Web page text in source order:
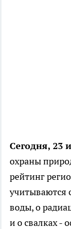
Сегодня, 23
охраны
рейтинг
учитываются
воды, о
и о свалках -